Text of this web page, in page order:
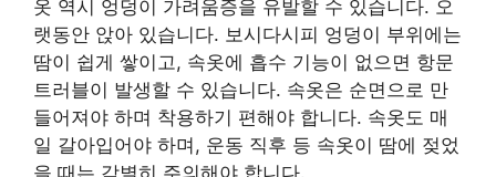
옷 역시 엉덩이 가려움증을 유발할 수 있습니다. 오
랫동안 앉아 있습니다. 보시다시피 엉덩이 부위에는
땀이 쉽게 쌓이고, 속옷에 흡수 기능이 없으면 항문
트러블이 발생할 수 있습니다. 속옷은 순면으로 만
들어져야 하며 착용하기 편해야 합니다. 속옷도 매
일 갈아입어야 하며, 운동 직후 등 속옷이 땀에 젖었
을 때는 각별히 주의해야 합니다.